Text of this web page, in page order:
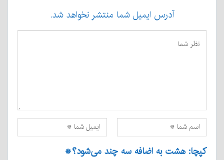
آدرس ایمیل شما منتشر نخواهد شد.
کپچا: هشت به اضافه سه چند می‌شود؟*